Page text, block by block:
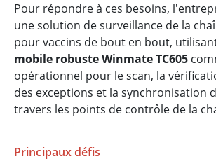
Pour répondre à ces besoins,
une solution de surveillance de la
pour vaccins de bout en bout,
mobile robuste Winmate TC605
opérationnel pour le scan, la
des exceptions et la synchronisation
travers les points de contrôle de la
Principaux défis